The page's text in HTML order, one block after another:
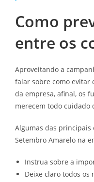
Como
entre os
Aproveitando a
falar sobre como evitar
da empresa, afinal, os
merecem todo cuidado
Algumas das
Setembro Amarelo na
Instrua sobre a
Deixe claro todos os